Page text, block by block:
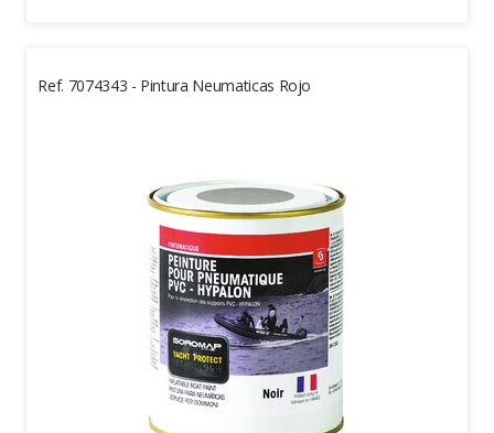
Ref. 7074343 - Pintura Neumaticas Rojo